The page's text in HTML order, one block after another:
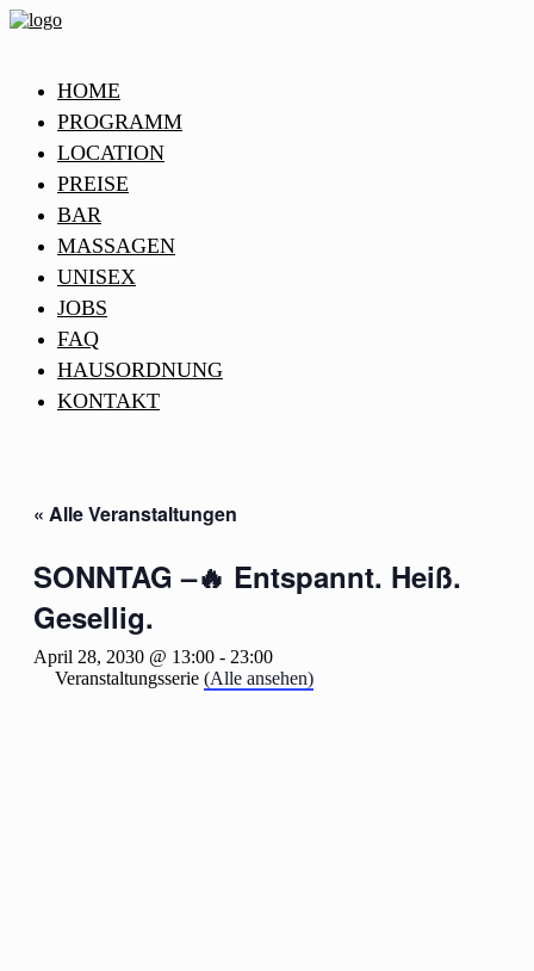
HOME
PROGRAMM
LOCATION
PREISE
BAR
MASSAGEN
UNISEX
JOBS
FAQ
HAUSORDNUNG
KONTAKT
« Alle Veranstaltungen
SONNTAG –🔥 Entspannt. Heiß.
Gesellig.
April 28, 2030 @ 13:00 - 23:00
Veranstaltungsserie (Alle ansehen)